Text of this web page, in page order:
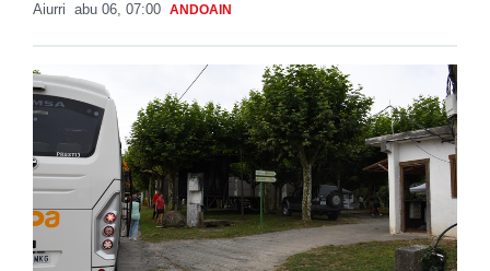
Aiurri abu 06, 07:00 ANDOAIN